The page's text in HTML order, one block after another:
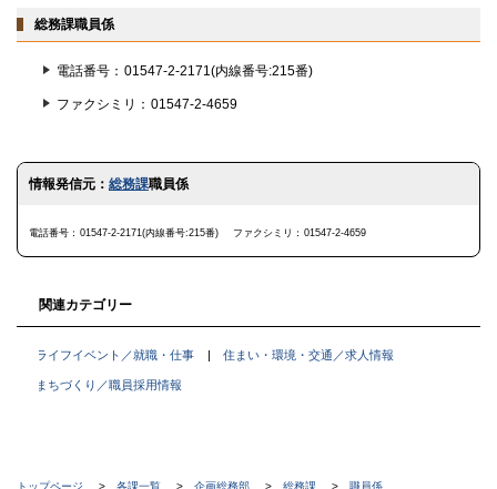
る
総務課職員係
電話番号 01547-2-2171(内線番号:215番)
ファクシミリ 01547-2-4659
ト
戻
情報発信元： 総務課職員係
電話番号 01547-2-2171(内線番号:215番) ファクシミリ 01547-2-4659
関連カテゴリー
ライフイベント／就職・仕事 住まい・環境・交通／求人情報
まちづくり／職員採用情報
トップページ 各課一覧 企画総務部 総務課 職員係